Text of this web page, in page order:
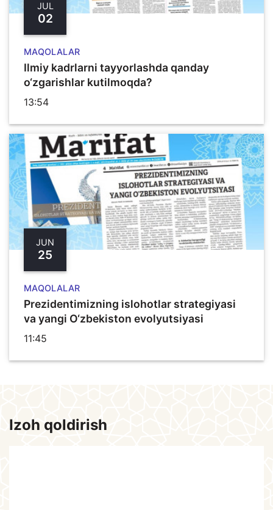
JUL
02
MAQOLALAR
Ilmiy kadrlarni tayyorlashda qanday
o‘zgarishlar kutilmoqda?
13:54
JUN
25
MAQOLALAR
Prezidentimizning islohotlar strategiyasi
va yangi O‘zbekiston evolyutsiyasi
11:45
Izoh qoldirish